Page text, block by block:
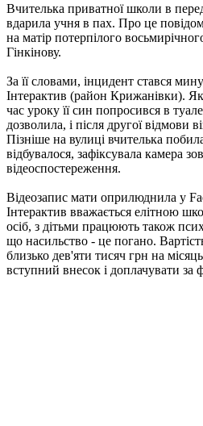
Вчителька приватної школи в
вдарила учня в пах. Про це
на матір потерпілого
Гінкінову.
За її словами, інцидент стався
Інтерактив (район Крижанівки).
час уроку її син попросився в
дозволила, і після другої відмови
Пізніше на вулиці вчителька
відбувалося, зафіксувала камера
відеоспостереження.
Відеозапис мати оприлюднила у
Інтерактив вважається елітною
осіб, з дітьми працюють також
що насильство - це погано.
близько дев'яти тисяч грн на
вступний внесок і доплачувати за